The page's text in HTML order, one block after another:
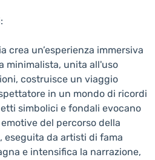
crea un’esperienza immersiva
minimalista, unita all'uso
costruisce un viaggio
in un mondo di ricordi
simbolici e fondali evocano
del percorso della
eseguita da artisti di fama
e intensifica la narrazione,